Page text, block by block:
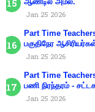
Jan 25 2026
Part Time
பகுதிநேர
Jan 25 2026
Part Time
பணி நிரந்தரம் -
Jan 25 2026